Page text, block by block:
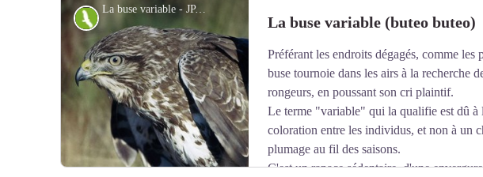
Voir l'image en plein écran
La buse variable - JP. Malafosse
Faune La buse variable (buteo buteo)
Préférant les endroits dégagés, comme les
buse tournoie dans les airs à la recherche
rongeurs, en poussant son cri plaintif.
Le terme "variable" qui la qualifie est dû à
coloration entre les individus, et non à un
plumage au fil des saisons.
C'est un rapace sédentaire, d'une